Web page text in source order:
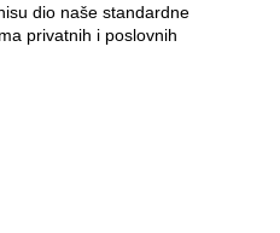
dio naše standardne
privatnih i poslovnih